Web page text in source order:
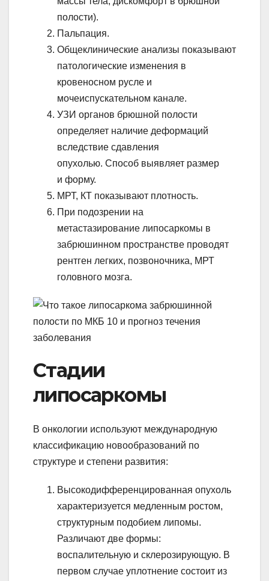
полости).
Пальпация.
Общеклинические анализы показывают
патологические изменения в
кровеносном русле и
мочеиспускательном канале.
УЗИ органов брюшной полости
определяет наличие деформаций
вследствие сдавления
опухолью. Способ выявляет размер
и форму.
МРТ, КТ показывают плотность.
При подозрении на
метастазирование липосаркомы в
забрюшинном пространстве проводят
рентген легких, позвоночника, МРТ
головного мозга.
Стадии
липосаркомы
В онкологии используют международную
классификацию новообразований по
структуре и степени развития:
Высокодифференцированная опухоль
характеризуется медленным ростом,
структурным подобием липомы.
Различают две формы:
воспалительную и склерозирующую. В
первом случае уплотнение состоит из